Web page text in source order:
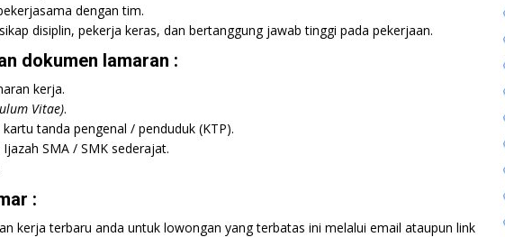
dengan tim.
disiplin, pekerja keras, dan bertanggung jawab tinggi pada pekerjaan.
dokumen lamaran :
kerja.
Vitae).
tanda pengenal / penduduk (KTP).
SMA / SMK sederajat.
:
kerja terbaru anda untuk lowongan yang terbatas ini melalui email ataupun link